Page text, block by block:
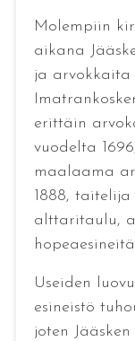
Molempiin
aikana
ja arvokkaita
erittäin
vuodelta
maalaama
1888,
alttaritaulu,
Useiden
esineistö
joten